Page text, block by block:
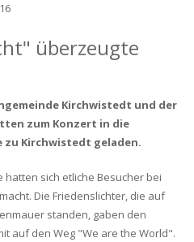
überzeugte
Kirchwistedt und der
zum Konzert in die
zu Kirchwistedt geladen.
sich etliche Besucher bei
Die Friedenslichter, die auf
standen, gaben den
auf den Weg "We are the World".